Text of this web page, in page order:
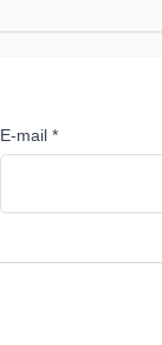
E-mail *